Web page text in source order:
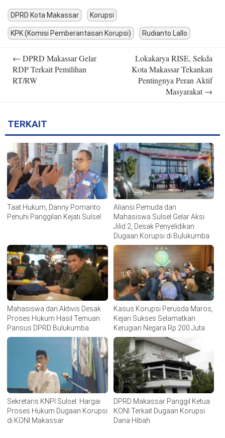
DPRD Kota Makassar Korupsi
KPK (Komisi Pemberantasan Korupsi) Rudianto Lallo
navigation
← DPRD Makassar Gelar
RDP Terkait Pemilihan
RT/RW
Lokakarya RISE, Sekda
Kota Makassar Tekankan
Pentingnya Peran Aktif
Masyarakat→
TERKAIT
Taat Hukum, Danny Pomanto
Penuhi Panggilan Kejati Sulsel
Aliansi Pemuda dan
Mahasiswa Sulsel Gelar Aksi
Jilid 2, Desak Penyelidikan
Dugaan Korupsi di Bulukumba
Mahasiswa dan Aktivis Desak
Proses Hukum Hasil Temuan
Pansus DPRD Bulukumba
Kasus Korupsi Perusda Maros,
Kejari Sukses Selamatkan
Kerugian Negara Rp.200 Juta
Sekretaris KNPI Sulsel: Hargai
Proses Hukum Dugaan Korupsi
di KONI Makassar
DPRD Makassar Panggil Ketua
KONI Terkait Dugaan Korupsi
Dana Hibah